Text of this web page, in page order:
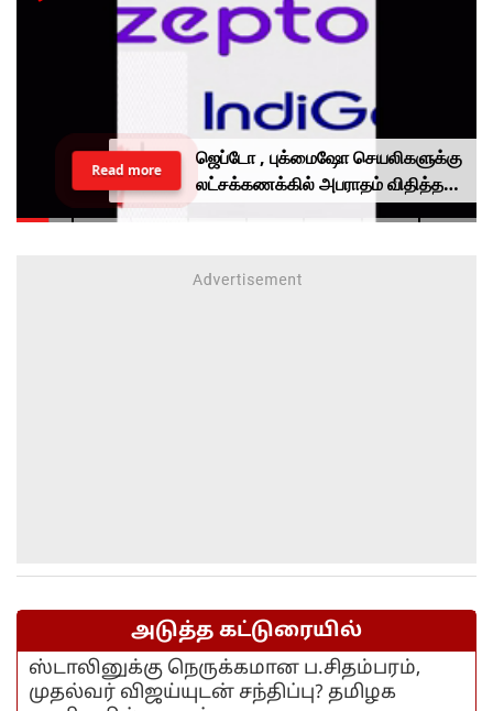
ஜெப்டோ , புக்மைஷோ செயலிகளுக்கு
லட்சக்கணக்கில் அபராதம் விதித்த
மத்திய அரசு.. என்ன காரணம்?
Read more
அடுத்த கட்டுரையில்
ஸ்டாலினுக்கு நெருக்கமான ப.சிதம்பரம்,
முதல்வர் விஜய்யுடன் சந்திப்பு? தமிழக